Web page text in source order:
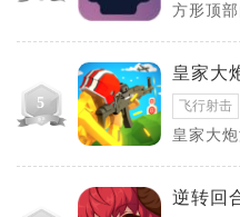
方形顶
5
皇家大
飞行射击
皇家大
逆转回